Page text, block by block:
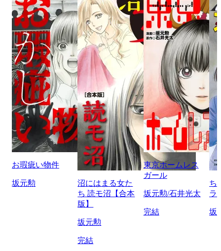
お瑕疵い物件
坂元勲
沼にはまる女た
ち 読モ沼【合本
版】
坂元勲
完結
東京ホームレス
ガール
坂元勲/石井光太
完結
ち
ラ
坂